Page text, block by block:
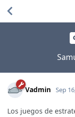
Vadmin Sep
Los juegos de